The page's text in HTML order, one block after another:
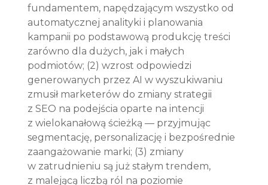
fundamentem, napędzającym wszystko od
automatycznej analityki i planowania
kampanii po podstawową produkcję treści
zarówno dla dużych, jak i małych
podmiotów; (2) wzrost odpowiedzi
generowanych przez AI w wyszukiwaniu
zmusił marketerów do zmiany strategii
z SEO na podejścia oparte na intencji
z wielokanałową ścieżką — przyjmując
segmentację, personalizację i bezpośrednie
zaangażowanie marki; (3) zmiany
w zatrudnieniu są już stałym trendem,
z malejącą liczbą ról na poziomie